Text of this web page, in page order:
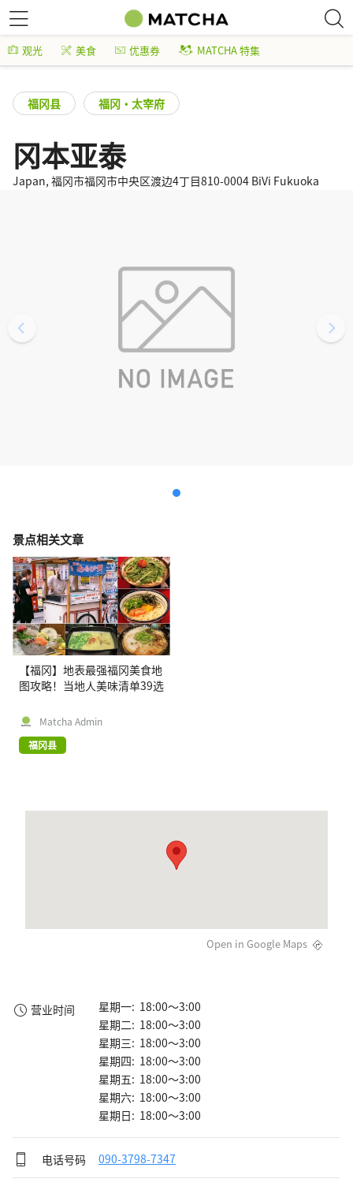
观光 美食 优惠券 MATCHA 特集
福冈县 福冈・太宰府
冈本亚泰
Japan, 福冈市福冈市中央区渡边4丁目810-0004 BiVi Fukuoka
景点相关文章
【福冈】地表最强福冈美食地
图攻略！当地人美味清单39选
Matcha Admin
福冈县
Open in Google Maps
营业时间
星期一: 18:00～3:00
星期二: 18:00～3:00
星期三: 18:00～3:00
星期四: 18:00～3:00
星期五: 18:00～3:00
星期六: 18:00～3:00
星期日: 18:00～3:00
电话号码 090-3798-7347